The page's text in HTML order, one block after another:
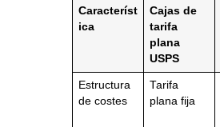
Característ
ica
Cajas de
tarifa
plana
USPS
Estructura
de costes
Tarifa
plana fija